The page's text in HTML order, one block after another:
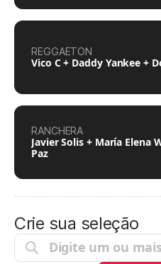
REGGAETON
Vico C + Daddy Yankee +
RANCHERA
Javier Solis + María Elena
Paz
Crie sua seleção